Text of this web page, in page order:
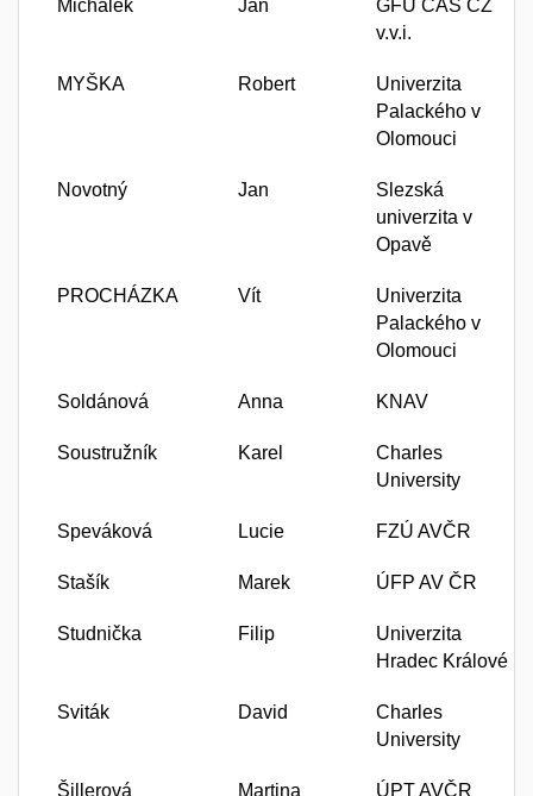
Michálek Jan
GFU CAS CZ
v.v.i.
MYŠKA Robert
Univerzita
Palackého v
Olomouci
Novotný Jan
Slezská
univerzita v
Opavě
PROCHÁZKA Vít
Univerzita
Palackého v
Olomouci
Soldánová Anna KNAV
Soustružník Karel
Charles
University
Speváková Lucie FZÚ AVČR
Stašík Marek ÚFP AV ČR
Studnička Filip
Univerzita
Hradec Králové
Sviták David
Charles
University
Šillerová Martina ÚPT AVČR